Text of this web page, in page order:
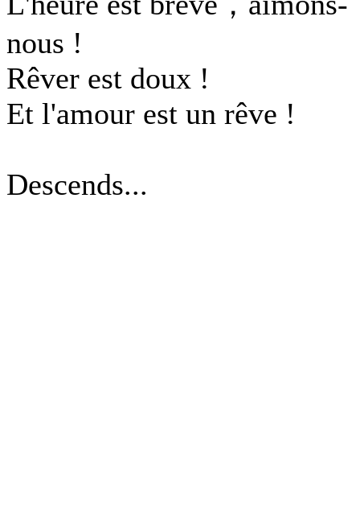
nous !
Rêver est doux !
Et l'amour est un rêve !
Descends...